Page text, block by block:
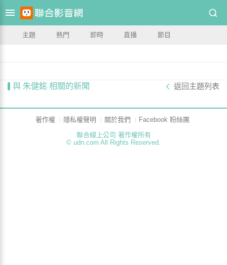
主題 熱門 即時 直播 節目
與 朱健銘 相關的新聞 返回主題列表
著作權 隱私權聲明 關於我們
Facebook 粉絲團
聯合線上公司 著作權所有
© udn.com All Rights Reserved.